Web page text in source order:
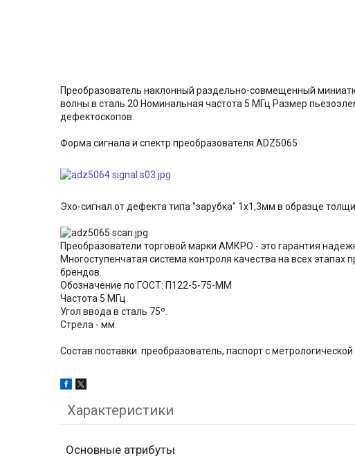
Преобразователь наклонный раздельно-совмещенный
волны в сталь 20 Номинальная частота 5 МГц Размер
дефектоскопов.
Форма сигнала и спектр преобразователя ADZ5065
Эхо-сигнал от дефекта типа "зарубка" 1х1,3мм в образце
Преобразователи торговой марки АМКРО - это гарантия
Многоступенчатая система контроля качества на всех
брендов.
Обозначение по ГОСТ: П122-5-75-ММ
Частота 5 МГц.
Угол ввода в сталь 75º.
Стрела - мм.
Состав поставки: преобразователь, паспорт с
Характеристики
Основные атрибуты